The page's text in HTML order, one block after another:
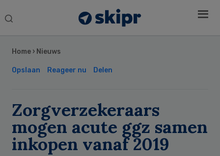
Search
Home › Nieuws
Opslaan Reageer nu Delen
Zorgverzekeraars
mogen acute ggz samen
inkopen vanaf 2019
Sidebar